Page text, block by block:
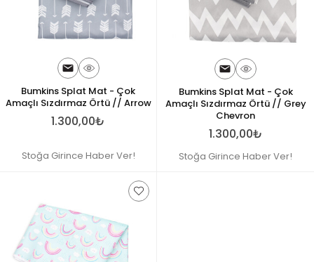
Bumkins Splat Mat - Çok
Amaçlı Sızdırmaz Örtü // Arrow
1.300,00₺
Stoğa Girince Haber Ver!
Bumkins Splat Mat - Çok
Amaçlı Sızdırmaz Örtü // Grey
Chevron
1.300,00₺
Stoğa Girince Haber Ver!